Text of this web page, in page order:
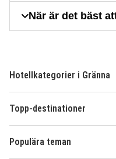
När är det bäst
Hotellkategorier i Gränna
Topp-destinationer
Populära teman